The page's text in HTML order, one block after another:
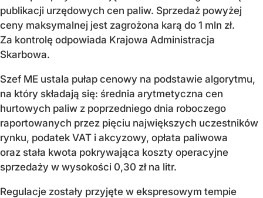
publikacji urzędowych cen paliw. Sprzedaż powyżej
ceny maksymalnej jest zagrożona karą do 1 mln zł.
Za kontrolę odpowiada Krajowa Administracja
Skarbowa.
Szef ME ustala pułap cenowy na podstawie algorytmu,
na który składają się: średnia arytmetyczna cen
hurtowych paliw z poprzedniego dnia roboczego
raportowanych przez pięciu największych uczestników
rynku, podatek VAT i akcyzowy, opłata paliwowa
oraz stała kwota pokrywająca koszty operacyjne
sprzedaży w wysokości 0,30 zł na litr.
Regulacje zostały przyjęte w ekspresowym tempie